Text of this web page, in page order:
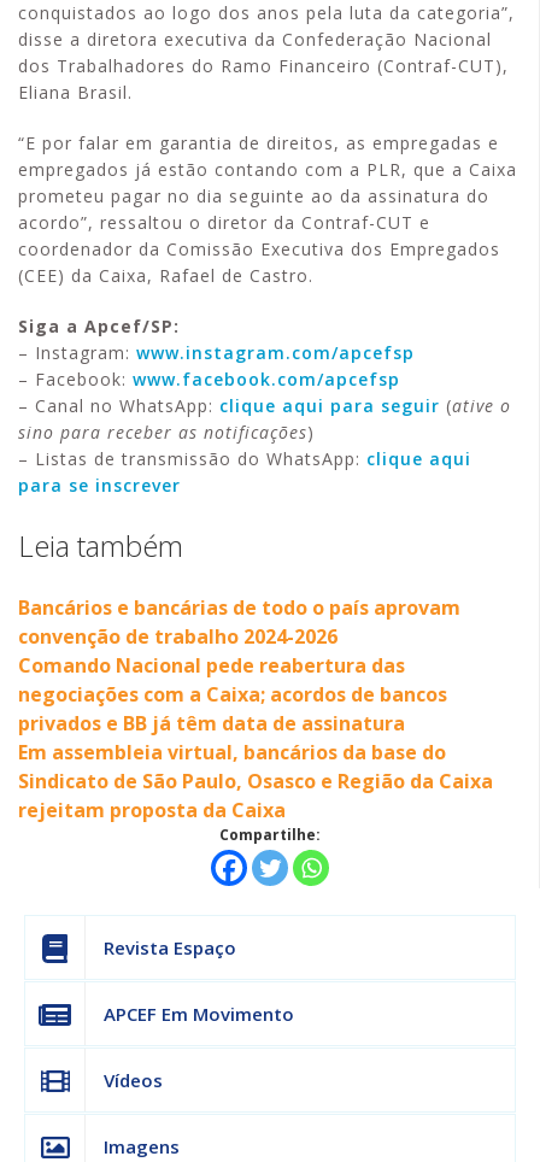
conquistados ao logo dos anos pela luta da categoria”,
disse a diretora executiva da Confederação Nacional
dos Trabalhadores do Ramo Financeiro (Contraf-CUT),
Eliana Brasil.
“E por falar em garantia de direitos, as empregadas e
empregados já estão contando com a PLR, que a Caixa
prometeu pagar no dia seguinte ao da assinatura do
acordo”, ressaltou o diretor da Contraf-CUT e
coordenador da Comissão Executiva dos Empregados
(CEE) da Caixa, Rafael de Castro.
Siga a Apcef/SP:
– Instagram: www.instagram.com/apcefsp
– Facebook: www.facebook.com/apcefsp
– Canal no WhatsApp: clique aqui para seguir (ative o
sino para receber as notificações)
– Listas de transmissão do WhatsApp: clique aqui
para se inscrever
Leia também
Bancários e bancárias de todo o país aprovam
convenção de trabalho 2024-2026
Comando Nacional pede reabertura das
negociações com a Caixa; acordos de bancos
privados e BB já têm data de assinatura
Em assembleia virtual, bancários da base do
Sindicato de São Paulo, Osasco e Região da Caixa
rejeitam proposta da Caixa
Compartilhe:
Revista Espaço
APCEF Em Movimento
Vídeos
Imagens